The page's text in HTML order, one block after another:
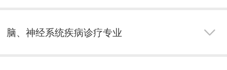
脑、神经系统疾病诊疗专业